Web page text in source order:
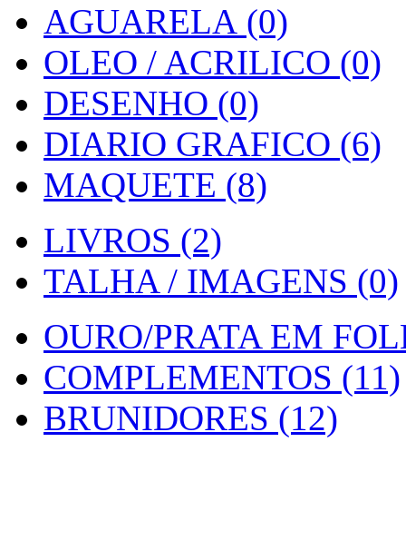
AGUARELA (0)
OLEO / ACRILICO (0)
DESENHO (0)
DIARIO GRAFICO (6)
MAQUETE (8)
LIVROS (2)
TALHA / IMAGENS (0)
OURO/PRATA EM
COMPLEMENTOS (11)
BRUNIDORES (12)